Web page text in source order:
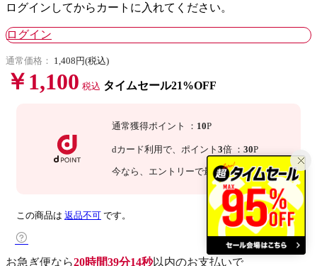
ログインしてからカートに入れてください。
ログイン
通常価格： 1,408円(税込)
￥1,100 税込 タイムセール21%OFF
通常獲得ポイント ： 10P
dカード利用で、 ポイント 3倍 ： 30P
今なら 、エントリーで最大 倍！詳細
この商品は 返品不可 です。
お急ぎ便なら20時間39分13秒以内のお支払いで